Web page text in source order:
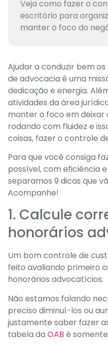
Veja como fazer o
escritório para
manter o foco do
Ajudar a conduzir bem
de advocacia é uma
dedicação e energia.
atividades da área
manter o foco em deixar
rodando com fluidez e
coisas, fazer o controle
Para que você consiga
possível, com eficiência
separamos 9 dicas que
Acompanhe!
1. Calcule
honorários
Um bom controle de
feito avaliando primeiro
honorários advocatícios.
Não estamos falando
preciso diminuí-los ou
justamente saber fazer
tabela da OAB é